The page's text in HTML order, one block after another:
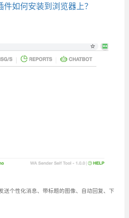
如何安装到浏览器上？
送个性化消息、带标题的图像、自动回复、下